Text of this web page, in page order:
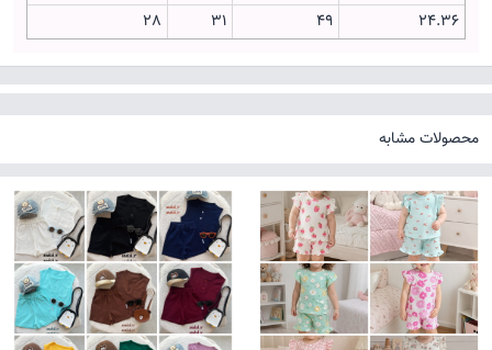
۲۴.۳۶
49
31
28
محصولات مشابه